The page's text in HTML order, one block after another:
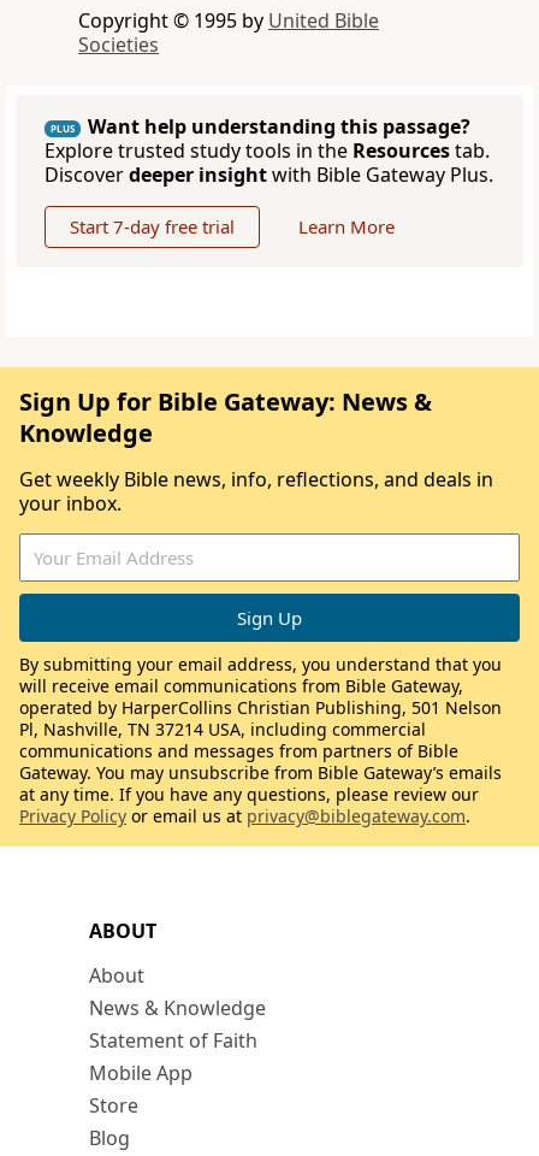
Copyright © 1995 by United Bible
Societies
PLUS
Want help understanding this passage?
Explore trusted study tools in the Resourcestab.
Discoverdeeper insightwith Bible Gateway Plus.
Start 7-day free trial Learn More
ABOUT
About
News & Knowledge
Statement of Faith
Mobile App
Store
Blog
Sign Up for Bible Gateway: News &
Knowledge
Get weekly Bible news, info, reflections, and deals in
your inbox.
By submitting your email address, you understand that you
will receive email communications from Bible Gateway,
operated by HarperCollins Christian Publishing, 501 Nelson
Pl, Nashville, TN 37214 USA, including commercial
communications and messages from partners of Bible
Gateway. You may unsubscribe from Bible Gateway’s emails
at any time. If you have any questions, please review our
Privacy Policy or email us at privacy@biblegateway.com.